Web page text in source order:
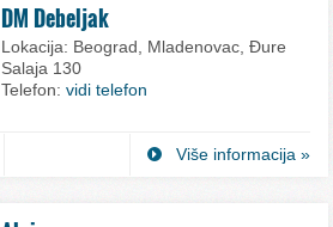
DM Debeljak
Lokacija: Beograd, Mladenovac, Đure
Salaja 130
Telefon:vidi telefon
Više informacija »